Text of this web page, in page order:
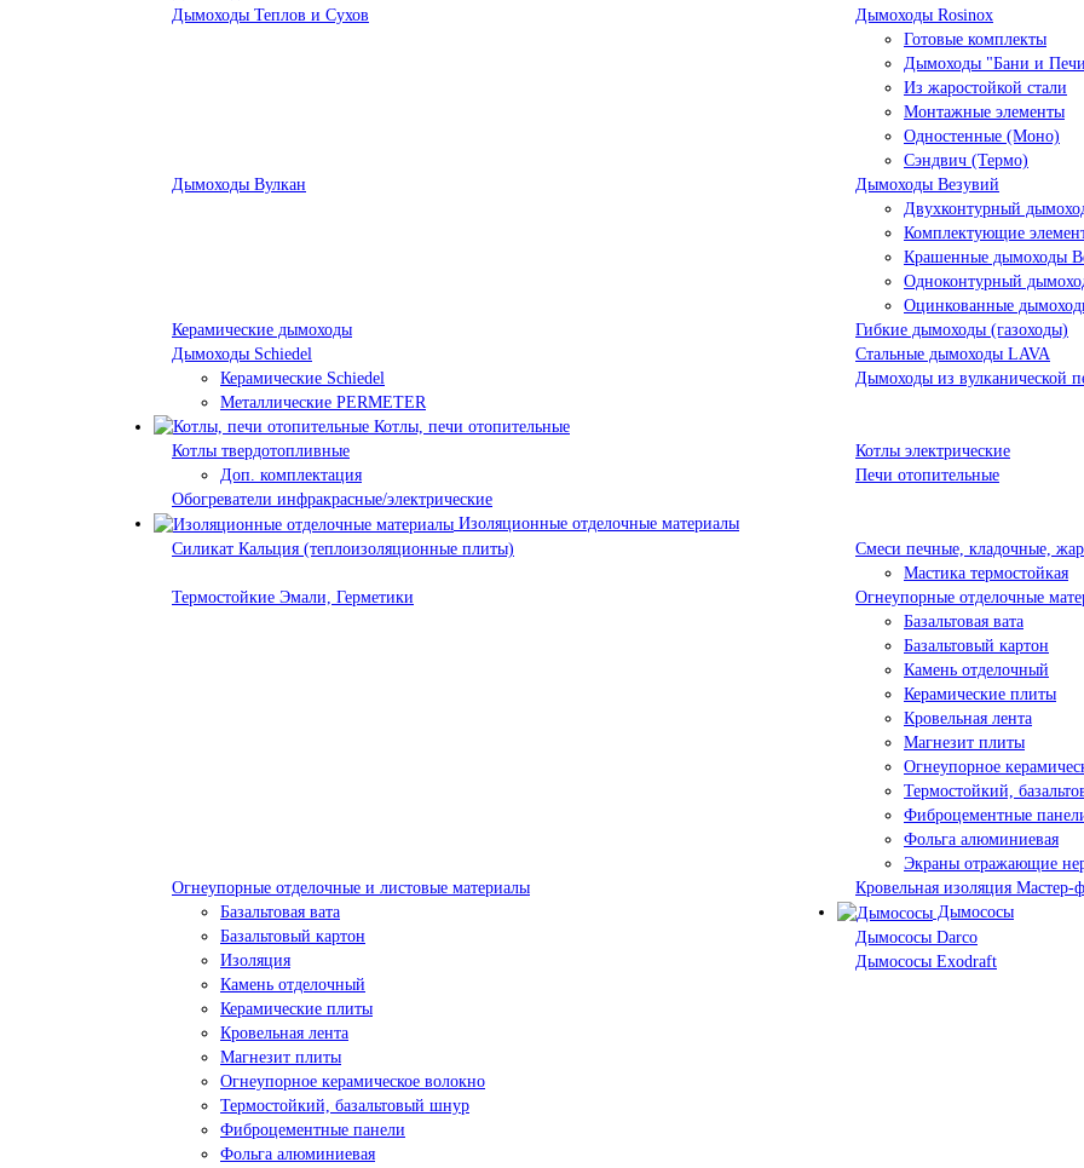
Дымоходы Теплов и Сухов
Дымоходы Rosinox
Готовые комплекты
Дымоходы "Бани и
Из жаростойкой стали
Монтажные элементы
Одностенные (Моно)
Сэндвич (Термо)
Дымоходы Вулкан
Дымоходы Везувий
Двухконтурный
Комплектующие
Крашенные дымоходы
Одноконтурный
Оцинкованные
Керамические дымоходы
Гибкие дымоходы (газоходы)
Дымоходы Schiedel
Керамические Schiedel
Металлические PERMETER
Стальные дымоходы LAVA
Дымоходы из вулканической
Котлы, печи отопительные
Котлы твердотопливные
Доп. комплектация
Котлы электрические
Печи отопительные
Обогреватели инфракрасные/электрические
Изоляционные отделочные материалы
Силикат Кальция (теплоизоляционные плиты)
Смеси печные, кладочные,
Мастика термостойкая
Термостойкие Эмали, Герметики
Огнеупорные отделочные
Базальтовая вата
Базальтовый картон
Камень отделочный
Керамические плиты
Кровельная лента
Магнезит плиты
Огнеупорное
Термостойкий,
Фиброцементные
Фольга алюминиевая
Экраны отражающие
Огнеупорные отделочные и листовые материалы
Базальтовая вата
Базальтовый картон
Изоляция
Камень отделочный
Керамические плиты
Кровельная лента
Магнезит плиты
Огнеупорное керамическое волокно
Термостойкий, базальтовый шнур
Фиброцементные панели
Фольга алюминиевая
Кровельная изоляция Мастер-
Дымососы
Дымососы Darco
Дымососы Exodraft